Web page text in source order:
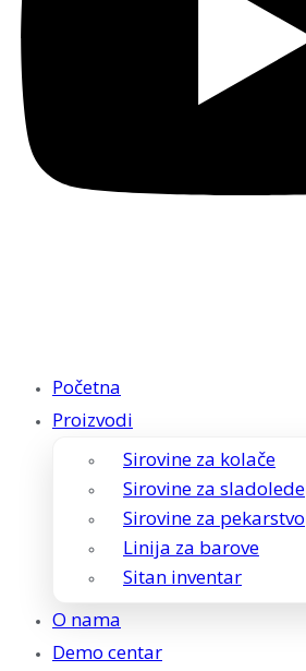
Početna
Proizvodi
Sirovine za kolače
Sirovine za sladolede
Sirovine za pekarstvo
Linija za barove
Sitan inventar
O nama
Demo centar